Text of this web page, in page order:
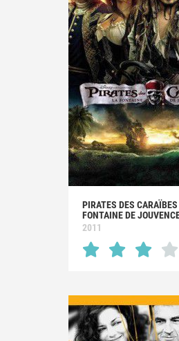
PIRATES DES
FONTAINE DE
2011